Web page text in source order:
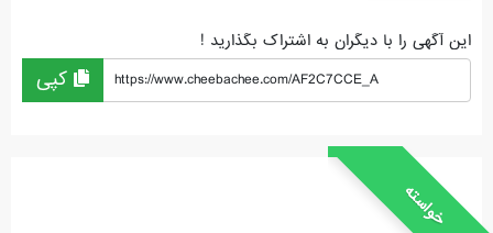
این آگهی را با دیگران به اشتراک بگذارید !
https://www.cheebachee.com/AF2C7CCE_A
خواسته